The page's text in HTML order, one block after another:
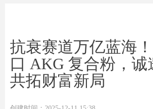
抗衰赛道万亿蓝海
口 AKG 复合粉，诚
共拓财富新局